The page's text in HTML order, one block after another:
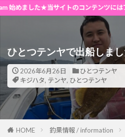
サイトのコンテンツにはプロモーショ
ひとつテンヤで出船しま
2026年6月26日
ひとつテンヤ
キジハタ, テンヤ, ひとつテンヤ
HOME 釣果情報 / information